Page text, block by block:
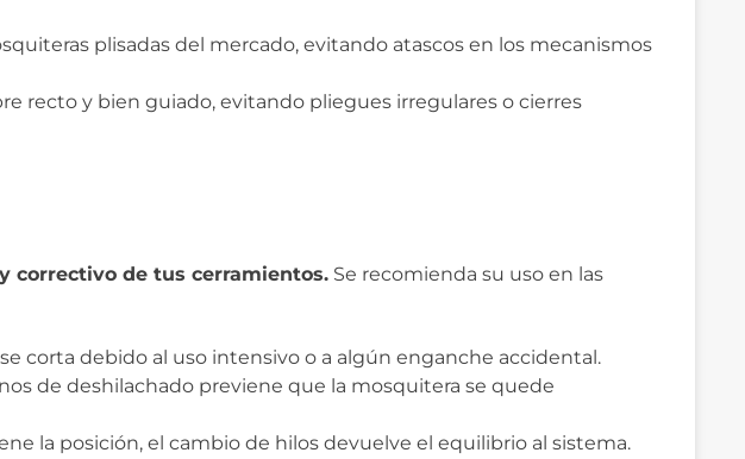
plisadas del mercado, evitando atascos en los mecanismos
recto y bien guiado, evitando pliegues irregulares o cierres
correctivo de tus cerramientos. Se recomienda su uso en las
corta debido al uso intensivo o a algún enganche accidental.
de deshilachado previene que la mosquitera se quede
la posición, el cambio de hilos devuelve el equilibrio al sistema.